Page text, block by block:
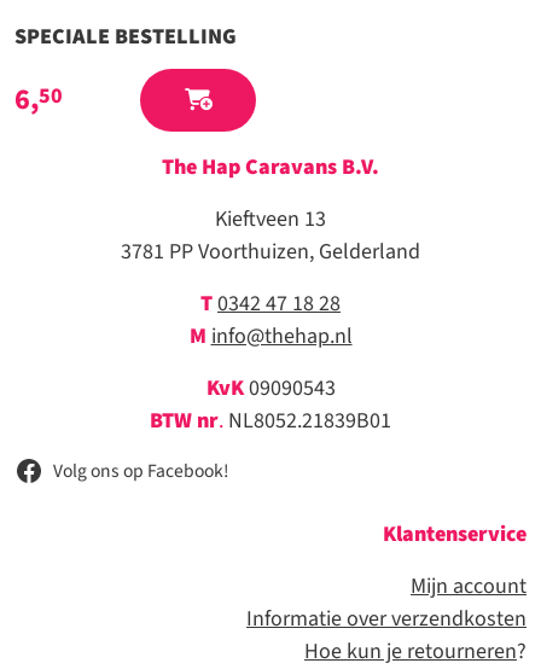
SPECIALE BESTELLING
6,50
The Hap Caravans B.V.
Kieftveen 13
3781 PP Voorthuizen, Gelderland
T0342 47 18 28
Minfo@thehap.nl
KvK09090543
BTW nr. NL8052.21839B01
Volg ons op Facebook!
Klantenservice
Mijn account
Informatie over verzendkosten
Hoe kun je retourneren?